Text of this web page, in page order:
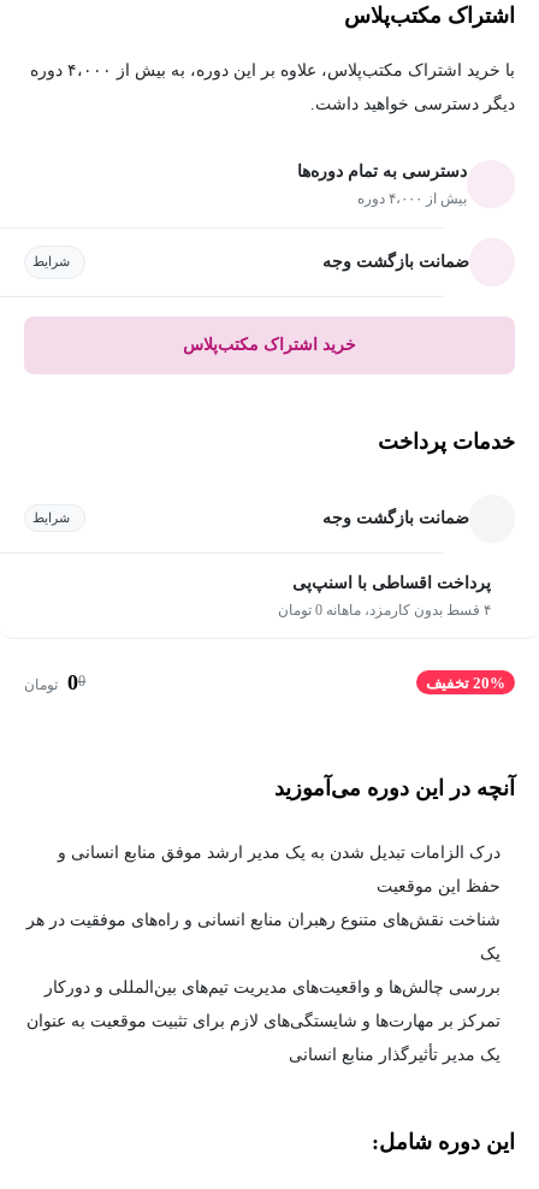
اشتراک مکتب‌پلاس
با خرید اشتراک مکتب‌پلاس، علاوه بر این دوره، به بیش از ۴،۰۰۰ دوره
دیگر دسترسی خواهید داشت.
دسترسی به تمام دوره‌ها
بیش از ۴،۰۰۰ دوره
ضمانت بازگشت وجه شرایط
خرید اشتراک مکتب‌پلاس
خدمات پرداخت
ضمانت بازگشت وجه شرایط
پرداخت اقساطی با اسنپ‌پی
۴ قسط بدون کارمزد، ماهانه 0 تومان
20% تخفیف 0
0 تومان
آنچه در این دوره می‌آموزید
درک الزامات تبدیل شدن به یک مدیر ارشد موفق منابع انسانی و
حفظ این موقعیت
شناخت نقش‌های متنوع رهبران منابع انسانی و راه‌های موفقیت در هر
یک
بررسی چالش‌ها و واقعیت‌های مدیریت تیم‌های بین‌المللی و دورکار
تمرکز بر مهارت‌ها و شایستگی‌های لازم برای تثبیت موقعیت به عنوان
یک مدیر تأثیرگذار منابع انسانی
این دوره شامل: